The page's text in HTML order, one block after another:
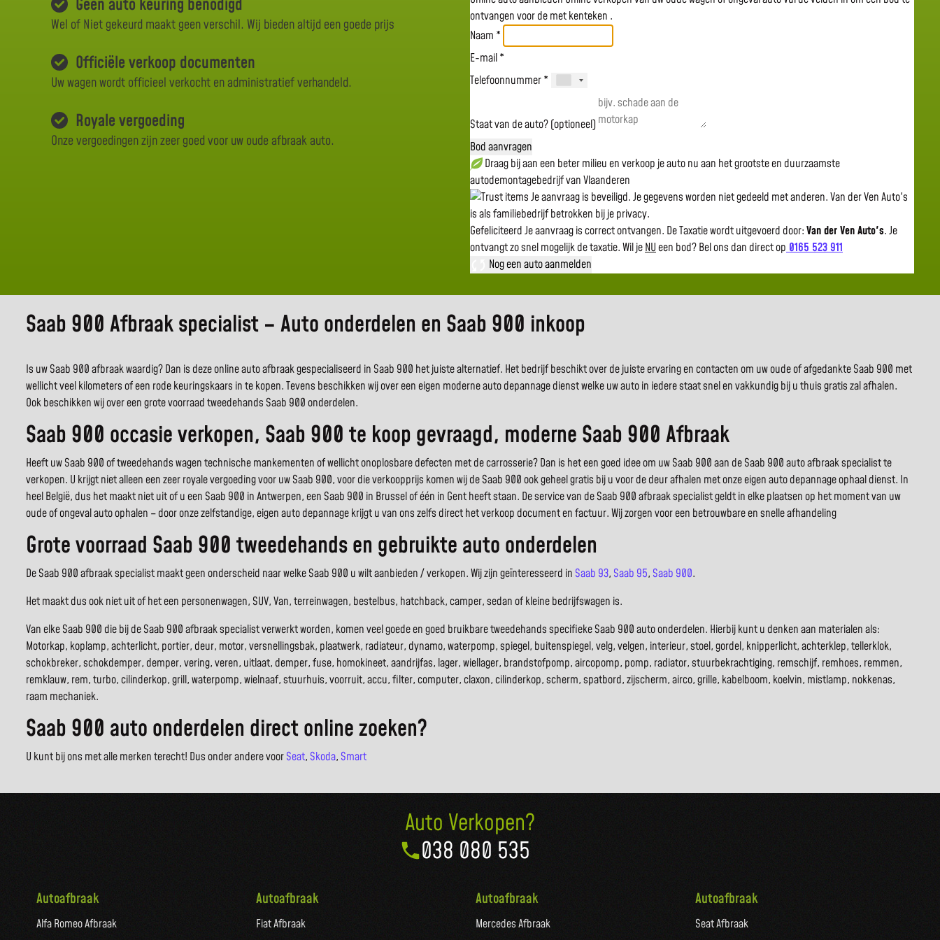
Geen auto keuring benodigd
Wel of Niet gekeurd maakt geen verschil. Wij bieden altijd een goede prijs
Officiële verkoop documenten
Uw wagen wordt officieel verkocht en administratief verhandeld.
Royale vergoeding
Onze vergoedingen zijn zeer goed voor uw oude afbraak auto.
ontvangen voor demet kenteken .
Naam *
E-mail *
Telefoonnummer *
Staat van de auto? (optioneel)
Bod aanvragen
Draag bij aan een beter milieu en verkoop je auto nu aan het grootste en duurzaamste
autodemontagebedrijf van Vlaanderen
Je aanvraag is beveiligd. Je gegevens worden niet gedeeld met anderen. Van der Ven Auto's
is als familiebedrijf betrokken bij je privacy.
GefeliciteerdJe aanvraag is correct ontvangen. De Taxatie wordt uitgevoerd door:Van der Ven Auto's.Je
ontvangt zo snel mogelijk de taxatie.Wil jeNUeen bod? Bel ons dan direct op 0165 523 911
Nog een auto aanmelden
Saab 900 Afbraak specialist – Auto onderdelen en Saab 900 inkoop
Is uw Saab 900 afbraak waardig? Dan is deze online auto afbraak gespecialiseerd in Saab 900 het juiste alternatief. Het bedrijf beschikt over de juiste ervaring en contacten om uw oude of afgedankte Saab 900 met
wellicht veel kilometers of een rode keuringskaars in te kopen. Tevens beschikken wij over een eigen moderne auto depannage dienst welke uw auto in iedere staat snel en vakkundig bij u thuis gratis zal afhalen.
Ook beschikken wij over een grote voorraad tweedehands Saab 900 onderdelen.
Saab 900 occasie verkopen, Saab 900 te koop gevraagd, moderne Saab 900 Afbraak
Heeft uw Saab 900 of tweedehands wagen technische mankementen of wellicht onoplosbare defecten met de carrosserie? Dan is het een goed idee om uw Saab 900 aan de Saab 900 auto afbraak specialist te
verkopen. U krijgt niet alleen een zeer royale vergoeding voor uw Saab 900, voor die verkoopprijs komen wij de Saab 900 ook geheel gratis bij u voor de deur afhalen met onze eigen auto depannage ophaal dienst. In
heel België, dus het maakt niet uit of u een Saab 900 in Antwerpen, een Saab 900 in Brussel of één in Gent heeft staan. De service van de Saab 900 afbraak specialist geldt in elke plaatsen op het moment van uw
oude of ongeval auto ophalen – door onze zelfstandige, eigen auto depannage krijgt u van ons zelfs direct het verkoop document en factuur. Wij zorgen voor een betrouwbare en snelle afhandeling
Grote voorraad Saab 900 tweedehands en gebruikte auto onderdelen
De Saab 900 afbraak specialist maakt geen onderscheid naar welke Saab 900 u wilt aanbieden / verkopen. Wij zijn geïnteresseerd in Saab 93, Saab 95, Saab 900.
Het maakt dus ook niet uit of het een personenwagen, SUV, Van, terreinwagen, bestelbus, hatchback, camper, sedan of kleine bedrijfswagen is.
Van elke Saab 900 die bij de Saab 900 afbraak specialist verwerkt worden, komen veel goede en goed bruikbare tweedehands specifieke Saab 900 auto onderdelen. Hierbij kunt u denken aan materialen als:
Motorkap, koplamp, achterlicht, portier, deur, motor, versnellingsbak, plaatwerk, radiateur, dynamo, waterpomp, spiegel, buitenspiegel, velg, velgen, interieur, stoel, gordel, knipperlicht, achterklep, tellerklok,
schokbreker, schokdemper, demper, vering, veren, uitlaat, demper, fuse, homokineet, aandrijfas, lager, wiellager, brandstofpomp, aircopomp, pomp, radiator, stuurbekrachtiging, remschijf, remhoes, remmen,
remklauw, rem, turbo, cilinderkop, grill, waterpomp, wielnaaf, stuurhuis, voorruit, accu, filter, computer, claxon, cilinderkop, scherm, spatbord, zijscherm, airco, grille, kabelboom, koelvin, mistlamp, nokkenas,
raam mechaniek.
Saab 900 auto onderdelen direct online zoeken?
U kunt bij ons met alle merken terecht! Dus onder andere voorSeat, Skoda, Smart
Auto Verkopen?
038 080 535
Autoafbraak
Alfa Romeo Afbraak
Autoafbraak
Fiat Afbraak
Autoafbraak
Mercedes Afbraak
Autoafbraak
Seat Afbraak